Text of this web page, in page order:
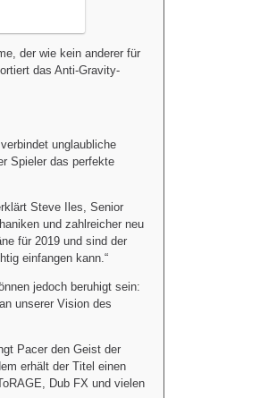
der wie kein anderer für
das Anti-Gravity-
unglaubliche
Spieler das perfekte
Steve Iles, Senior
und zahlreicher neu
für 2019 und sind der
einfangen kann.“
jedoch beruhigt sein:
unserer Vision des
Pacer den Geist der
erhält der Titel einen
Dub FX und vielen